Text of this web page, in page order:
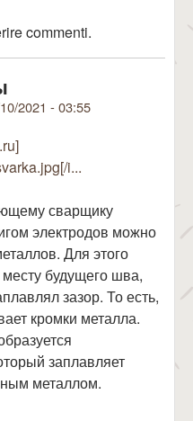
commenti.
2021 - 03:55
i...
сварщику
электродов можно
Для этого
будущего шва,
зазор. То есть,
кромки металла.
заплавляет
металлом.